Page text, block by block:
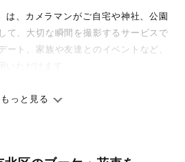
は、カメラマンがご自宅や神社、公園
て、大切な瞬間を撮影するサービスで
ート、家族や友達とのイベントなど、
に、何十年経っても見返したくなるよ
もっと見る